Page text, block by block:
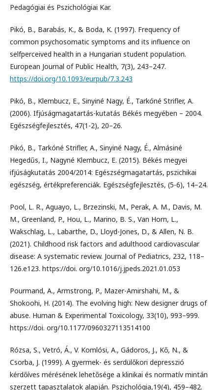
Pedagógiai és Pszichológiai Kar.
Pikó, B., Barabás, K., & Boda, K. (1997). Frequency of
common psychosomatic symptoms and its influence on
selfperceived health in a Hungarian student population.
European Journal of Public Health, 7(3), 243–247.
https://doi.org/10.1093/eurpub/7.3.243
Pikó, B., Klembucz, E., Sinyiné Nagy, É., Tarkóné Strifler, A.
(2006). Ifjúságmagatartás-kutatás Békés megyében – 2004.
Egészségfejlesztés, 47(1-2), 20–26.
Pikó, B., Tarkóné Strifler, A., Sinyiné Nagy, É., Almásiné
Hegedűs, I., Nagyné Klembucz, E. (2015). Békés megyei
ifjúságkutatás 2004/2014: Egészségmagatartás, pszichikai
egészség, értékpreferenciák. Egészségfejlesztés, (5-6), 14–24.
Pool, L. R., Aguayo, L., Brzezinski, M., Perak, A. M., Davis, M.
M., Greenland, P., Hou, L., Marino, B. S., Van Horn, L.,
Wakschlag, L., Labarthe, D., Lloyd-Jones, D., & Allen, N. B.
(2021). Childhood risk factors and adulthood cardiovascular
disease: A systematic review. Journal of Pediatrics, 232, 118–
126.e123. https://doi. org/10.1016/j.jpeds.2021.01.053
Pourmand, A., Armstrong, P., Mazer-Amirshahi, M., &
Shokoohi, H. (2014). The evolving high: New designer drugs of
abuse. Human & Experimental Toxicology, 33(10), 993–999.
https://doi. org/10.1177/0960327113514100
Rózsa, S., Vetró, Á., V. Komlósi, A., Gádoros, J., Kő, N., &
Csorba, J. (1999). A gyermek- és serdülőkori depresszió
kérdőíves mérésének lehetősége a klinikai és normatív mintán
szerzett tapasztalatok alapján. Pszichológia,19(4), 459–482.